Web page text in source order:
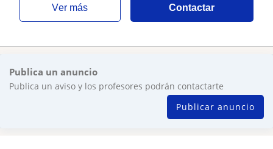
ver más Contactar
Publica un anuncio
Publica un aviso y los profesores podrán contactarte
Publicar anuncio